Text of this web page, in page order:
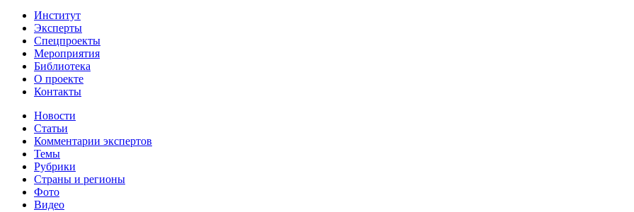
Институт
Эксперты
Спецпроекты
Мероприятия
Библиотека
О проекте
Контакты
Новости
Статьи
Комментарии экспертов
Темы
Рубрики
Страны и регионы
Фото
Видео